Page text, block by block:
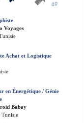
Voyages
Achat et Logistique
en Énergétique / Génie
Babay
Tunisie